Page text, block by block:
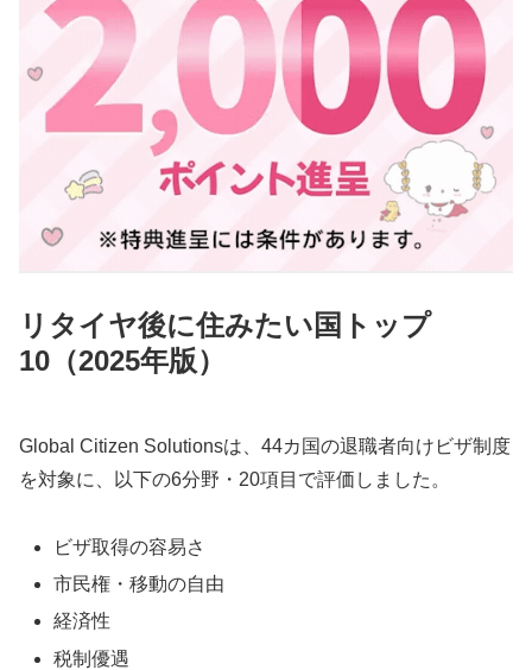
リタイヤ後に住みたい国トップ
10（2025年版）
Global Citizen Solutionsは、44カ国の退職者向けビザ制度
を対象に、以下の6分野・20項目で評価しました。
ビザ取得の容易さ
市民権・移動の自由
経済性
税制優遇